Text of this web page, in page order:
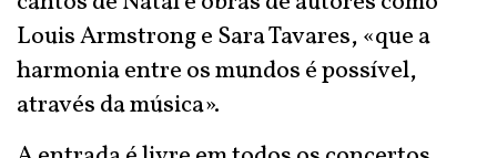
Louis Armstrong e Sara Tavares, «que a
harmonia entre os mundos é possível,
através da música».